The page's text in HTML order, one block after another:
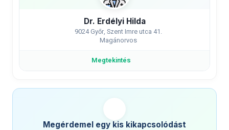
Dr. Erdélyi Hilda
9024 Győr, Szent Imre utca 41.
Magánorvos
Megtekintés
Megérdemel egy kis kikapcsolódást